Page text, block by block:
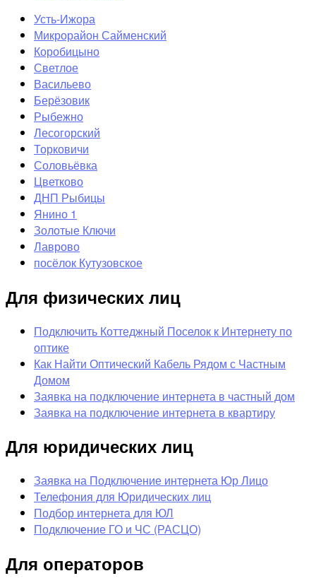
Усть-Ижора
Микрорайон Сайменский
Коробицыно
Светлое
Васильево
Берёзовик
Рыбежно
Лесогорский
Торковичи
Соловьёвка
Цветково
ДНП Рыбицы
Янино 1
Золотые Ключи
Лаврово
посёлок Кутузовское
Для физических лиц
Подключить Коттеджный Поселок к Интернету по
оптике
Как Найти Оптический Кабель Рядом с Частным
Домом
Заявка на подключение интернета в частный дом
Заявка на подключение интернета в квартиру
Для юридических лиц
Заявка на Подключение интернета Юр Лицо
Телефония для Юридических лиц
Подбор интернета для ЮЛ
Подключение ГО и ЧС (РАСЦО)
Для операторов